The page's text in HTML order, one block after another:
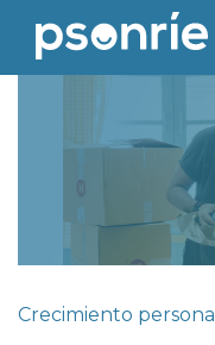
Crecimiento personal